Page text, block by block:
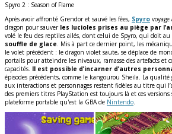
Spyro 2 : Season of Flame
Après avoir affronté Grendor et sauvé les fées, Spyro
dragon pour sauver les lucioles prises au piège par
volé le feu des reptiles ailés, dont celui de Spyro, qui doit
souffle de glace. Mis à part ce dernier point, les
le volet précédent : le dragon violet saute, se déplace de
portails pour atteindre les niveaux, ramasse des artefacts et
capacités. Il est possible d’incarner d’autres
épisodes précédents, comme le kangourou Sheila. La
aux interactions et personnages restent fidèles au titre qui
des premiers titres PlayStation est toujours là et ces
plateforme portable qu'est la GBA de Nintendo.